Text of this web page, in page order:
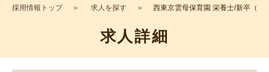
採用情報トップ 求人を探す 西東京雲母保育園 栄養士/新卒（正
求人詳細